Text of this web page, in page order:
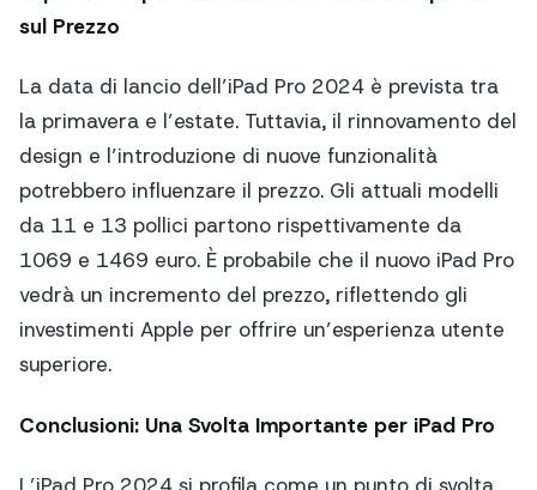
sul Prezzo
La data di lancio dell’iPad Pro 2024 è prevista tra
la primavera e l’estate. Tuttavia, il rinnovamento del
design e l’introduzione di nuove funzionalità
potrebbero influenzare il prezzo. Gli attuali modelli
da 11 e 13 pollici partono rispettivamente da
1069 e 1469 euro. È probabile che il nuovo iPad Pro
vedrà un incremento del prezzo, riflettendo gli
investimenti Apple per offrire un’esperienza utente
superiore.
Conclusioni: Una Svolta Importante per iPad Pro